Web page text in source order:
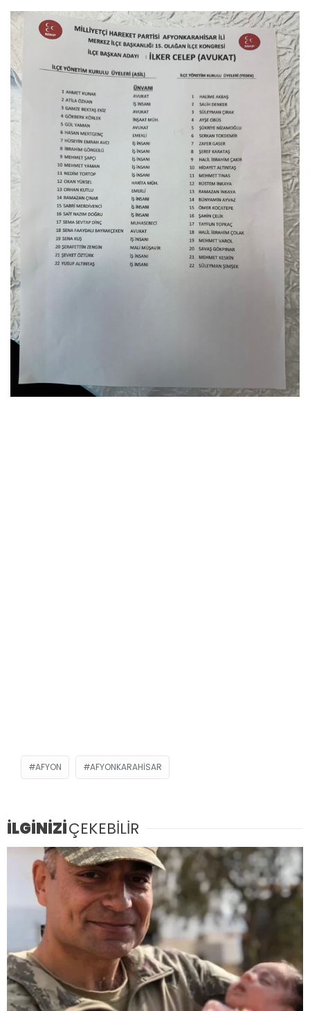
AFYON AFYONKARAHISAR
İLGİNİZİÇEKEBİLİR